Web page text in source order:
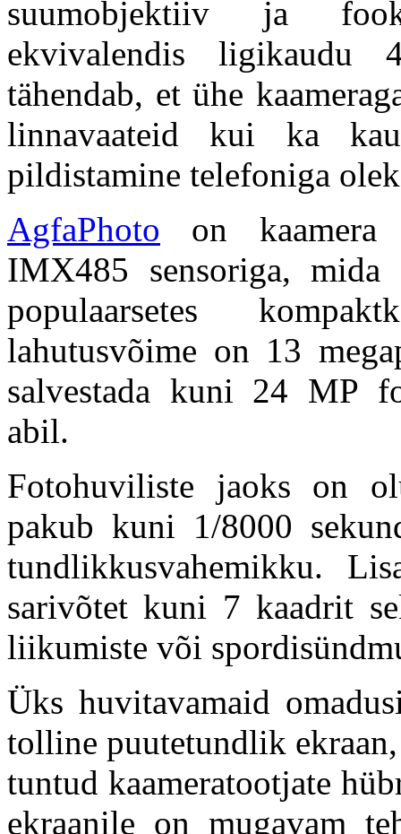
suumobjektiiv ja
ekvivalendis ligikaudu
tähendab, et ühe
linnavaateid kui ka
pildistamine telefoniga
AgfaPhoto on kaamera
IMX485 sensoriga, mida
populaarsetes
lahutusvõime on 13
salvestada kuni 24 MP
abil.
Fotohuviliste jaoks on
pakub kuni 1/8000
tundlikkusvahemikku.
sarivõtet kuni 7 kaadrit
liikumiste või
Üks huvitavamaid
tolline puutetundlik
tuntud kaameratootjate
ekraanile on mugavam